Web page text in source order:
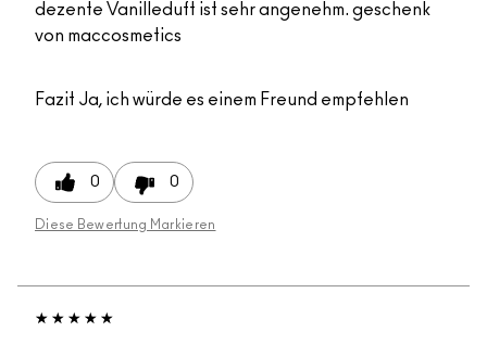
dezente Vanilleduft ist sehr angenehm. geschenk
von maccosmetics
Fazit Ja, ich würde es einem Freund empfehlen
0 0
Diese Bewertung Markieren